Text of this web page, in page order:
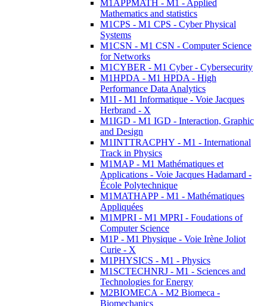
M1APPMATH - M1 - Applied
Mathematics and statistics
M1CPS - M1 CPS - Cyber Physical
Systems
M1CSN - M1 CSN - Computer Science
for Networks
M1CYBER - M1 Cyber - Cybersecurity
M1HPDA - M1 HPDA - High
Performance Data Analytics
M1I - M1 Informatique - Voie Jacques
Herbrand - X
M1IGD - M1 IGD - Interaction, Graphic
and Design
M1INTTRACPHY - M1 - International
Track in Physics
M1MAP - M1 Mathématiques et
Applications - Voie Jacques Hadamard -
École Polytechnique
M1MATHAPP - M1 - Mathématiques
Appliquées
M1MPRI - M1 MPRI - Foudations of
Computer Science
M1P - M1 Physique - Voie Irène Joliot
Curie - X
M1PHYSICS - M1 - Physics
M1SCTECHNRJ - M1 - Sciences and
Technologies for Energy
M2BIOMECA - M2 Biomeca -
Biomechanics